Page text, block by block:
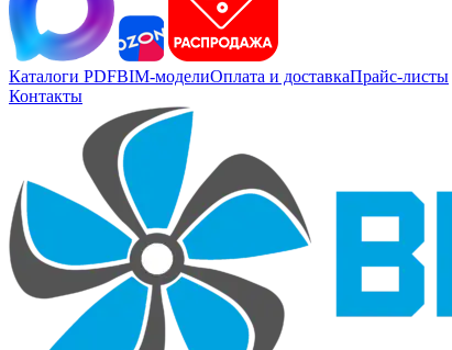
Каталоги PDFBIM-моделиОплата и доставкаПрайс-листы
Контакты